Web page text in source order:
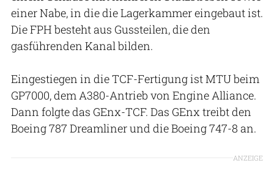
einer Nabe, in die die Lagerkammer eingebaut ist.
Die FPH besteht aus Gussteilen, die den
gasführenden Kanal bilden.
Eingestiegen in die TCF-Fertigung ist MTU beim
GP7000, dem A380-Antrieb von Engine Alliance.
Dann folgte das GEnx-TCF. Das GEnx treibt den
Boeing 787 Dreamliner und die Boeing 747-8 an.
ANZEIGE